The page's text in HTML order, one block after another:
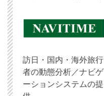
訪日・国内・海外旅行
者の動態分析／ナビゲ
ーションシステムの提